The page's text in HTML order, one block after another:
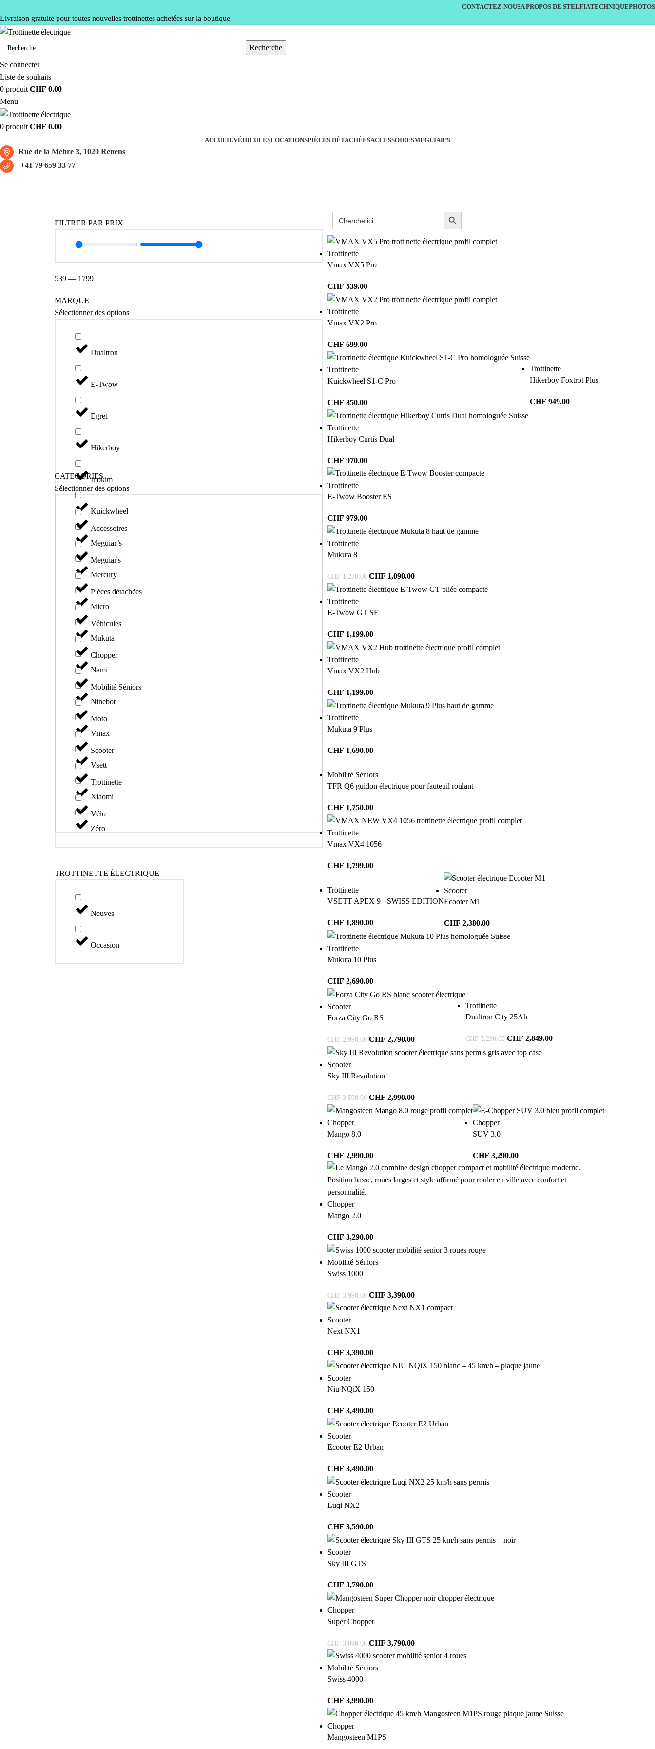
CONTACTEZ-NOUSA PROPOS DE STELFIATECHNIQUEPHOTOS
Livraison gratuite pour toutes nouvelles trottinettes achetées sur la boutique.
Recherche
Se connecter
Liste de souhaits
0 produit CHF 0.00
Menu
0 produit CHF 0.00
ACCUEILVÉHICULESLOCATIONSPIÈCES DÉTACHÉESACCESSOIRESMEGUIAR’S
Rue de la Mèbre 3, 1020 Renens
+41 79 659 33 77
FILTRER PAR PRIX
539 — 1799
MARQUE
Sélectionner des options
Dualtron
E-Twow
Egret
Hikerboy
Inokim
Kuickwheel
Meguiar’s
Mercury
Micro
Mukuta
Nami
Ninebot
Vmax
Vsett
Xiaomi
Zéro
CATEGORIES
Sélectionner des options
Accessoires
Meguiar's
Pièces détachées
Véhicules
Chopper
Mobilité Séniors
Moto
Scooter
Trottinette
Vélo
TROTTINETTE ÉLECTRIQUE
Neuves
Occasion
Trottinette
Vmax VX5 Pro
CHF 539.00
Trottinette
Vmax VX2 Pro
CHF 699.00
Trottinette
Kuickwheel S1-C Pro
CHF 850.00
Trottinette
Hikerboy Foxtrot Plus
CHF 949.00
Trottinette
Hikerboy Curtis Dual
CHF 970.00
Trottinette
E-Twow Booster ES
CHF 979.00
Trottinette
Mukuta 8
CHF1,270.00 CHF 1,090.00
Trottinette
E-Twow GT SE
CHF 1,199.00
Trottinette
Vmax VX2 Hub
CHF 1,199.00
Trottinette
Mukuta 9 Plus
CHF 1,690.00
Mobilité Séniors
TFR Q6 guidon électrique pour fauteuil roulant
CHF 1,750.00
Trottinette
Vmax VX4 1056
CHF 1,799.00
Trottinette
VSETT APEX 9+ SWISS EDITION
CHF 1,890.00
Scooter
Ecooter M1
CHF 2,380.00
Trottinette
Mukuta 10 Plus
CHF 2,690.00
Scooter
Forza City Go RS
CHF2,990.00 CHF 2,790.00
Trottinette
Dualtron City 25Ah
CHF3,290.00 CHF 2,849.00
Scooter
Sky III Revolution
CHF3,590.00 CHF 2,990.00
Chopper
Mango 8.0
CHF 2,990.00
Chopper
SUV 3.0
CHF 3,290.00
Chopper
Mango 2.0
CHF 3,290.00
Mobilité Séniors
Swiss 1000
CHF3,990.00 CHF 3,390.00
Scooter
Next NX1
CHF 3,390.00
Scooter
Niu NQiX 150
CHF 3,490.00
Scooter
Ecooter E2 Urban
CHF 3,490.00
Scooter
Luqi NX2
CHF 3,590.00
Scooter
Sky III GTS
CHF 3,790.00
Chopper
Super Chopper
CHF3,890.00 CHF 3,790.00
Mobilité Séniors
Swiss 4000
CHF 3,990.00
Chopper
Mangosteen M1PS